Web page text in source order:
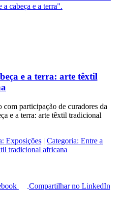
e a terra: arte têxtil
com participação de curadores da
e a terra: arte têxtil tradicional
Exposições | Categoria: Entre a
tradicional africana
Compartilhar no LinkedIn